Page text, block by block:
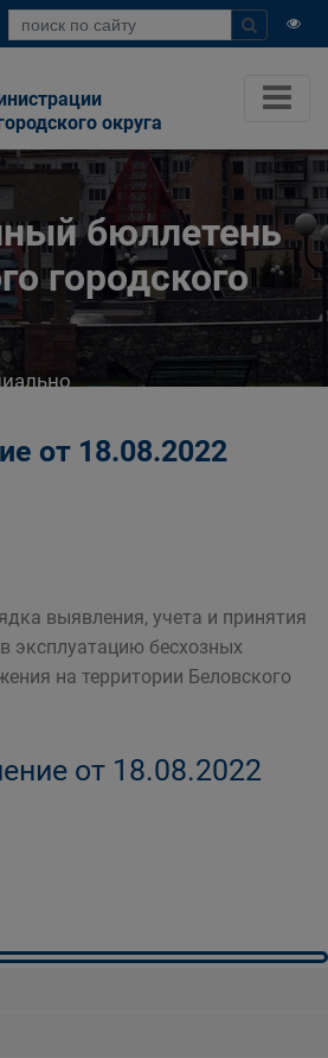
округа
бюллетень
городского
от 18.08.2022
выявления, учета и принятия
эксплуатацию бесхозных
на территории Беловского
от 18.08.2022